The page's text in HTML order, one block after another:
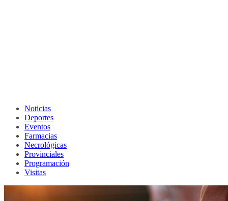
Noticias
Deportes
Eventos
Farmacias
Necrológicas
Provinciales
Programación
Visitas